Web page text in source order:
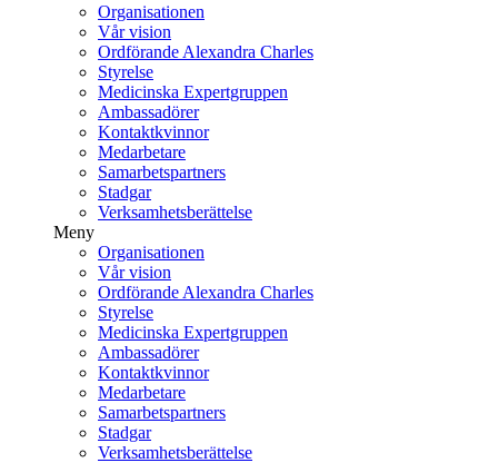
Organisationen
Vår vision
Ordförande Alexandra Charles
Styrelse
Medicinska Expertgruppen
Ambassadörer
Kontaktkvinnor
Medarbetare
Samarbetspartners
Stadgar
Verksamhetsberättelse
Meny
Organisationen
Vår vision
Ordförande Alexandra Charles
Styrelse
Medicinska Expertgruppen
Ambassadörer
Kontaktkvinnor
Medarbetare
Samarbetspartners
Stadgar
Verksamhetsberättelse